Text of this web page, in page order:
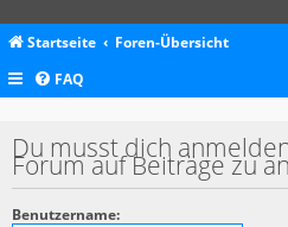
Startseite Foren-Übersicht
FAQ
Du musst dich
Forum auf Beiträge zu
Benutzername: